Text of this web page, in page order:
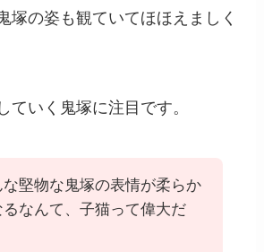
塚の姿も観ていてほほえましく
ていく鬼塚に注目です。
な堅物な鬼塚の表情が柔らか
るなんて、子猫って偉大だ